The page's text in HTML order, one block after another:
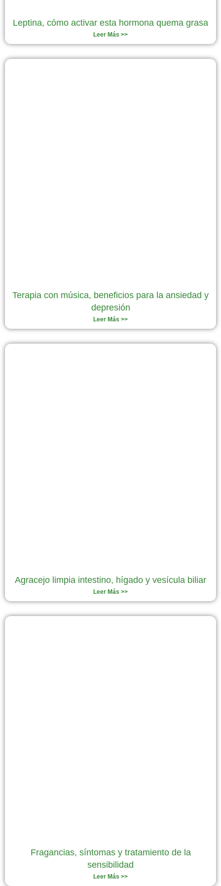
Leptina, cómo activar esta hormona quema grasa
Leer Más >>
Terapia con música, beneficios para la ansiedad y
depresión
Leer Más >>
Agracejo limpia intestino, hígado y vesícula biliar
Leer Más >>
Fragancias, síntomas y tratamiento de la
sensibilidad
Leer Más >>